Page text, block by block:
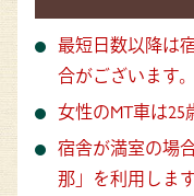
最短日数以降は
合がございます。
女性のMT車は25
宿舎が満室の場
那」を利用しま